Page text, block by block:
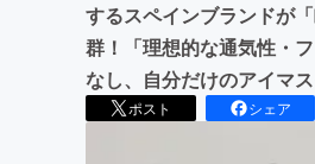
するスペインブランドが
群！「理想的な通気性・
なし、自分だけのアイマ
ポスト シェア